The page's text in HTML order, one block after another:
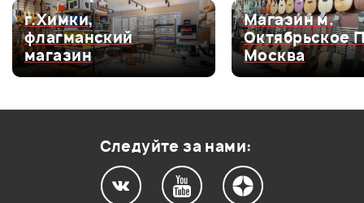
Мой отзыв о товаре
Ваша оценка:
Впечатления о товаре:
г.Химки,
флагманский
магазин
Магазин м.
Октябрьское
Москва
Следуйте за нами: